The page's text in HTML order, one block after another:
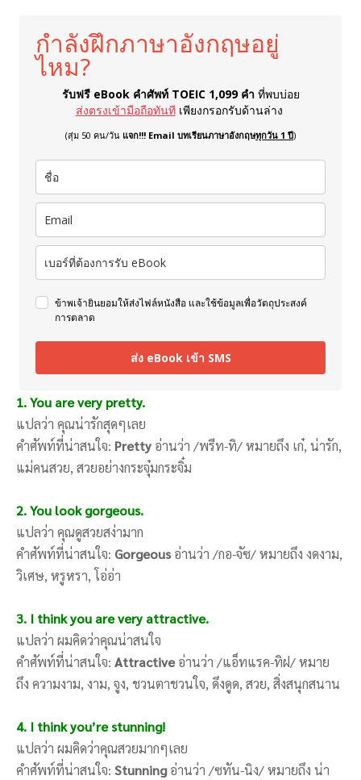
กำลังฝึกภาษาอังกฤษอยู่
ไหม?
รับฟรี eBook คำศัพท์ TOEIC 1,099 คำ ที่พบบ่อย
ส่งตรงเข้ามือถือทันที เพียงกรอกรับด้านล่าง
(สุ่ม 50 คน/วัน แจก!!! Email บทเรียนภาษาอังกฤษทุกวัน 1 ปี)
ข้าพเจ้ายินยอมให้ส่งไฟล์หนังสือ และใช้ข้อมูลเพื่อวัตถุประสงค์
การตลาด
ส่ง eBook เข้า SMS
1. You are very pretty.
แปลว่า คุณน่ารักสุดๆเลย
คำศัพท์ที่น่าสนใจ: Pretty อ่านว่า /พรีท-ทิ/ หมายถึง เก๋, น่ารัก,
แม่คนสวย, สวยอย่างกระจุ๋มกระจิ๋ม
2. You look gorgeous.
แปลว่า คุณดูสวยสง่ามาก
คำศัพท์ที่น่าสนใจ: Gorgeousอ่านว่า /กอ-จัซ/ หมายถึง งดงาม,
วิเศษ, หรูหรา, โอ่อ่า
3. I think you are very attractive.
แปลว่า ผมคิดว่าคุณน่าสนใจ
คำศัพท์ที่น่าสนใจ: Attractiveอ่านว่า /แอ็ทแรค-ทิฝ/ หมาย
ถึง ความงาม, งาม, จูง, ชวนตาชวนใจ, ดึงดูด, สวย, สิ่งสนุกสนาน
4. I think you’re stunning!
แปลว่า ผมคิดว่าคุณสวยมากๆเลย
คำศัพท์ที่น่าสนใจ: Stunningอ่านว่า /ซทัน-นิง/ หมายถึง น่า